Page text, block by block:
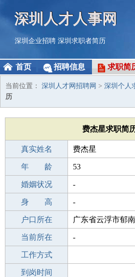
深圳人才人事网
深圳企业招聘 深圳求职者简历
首页 招聘信息 求职简
当前位置： 深圳人才网招聘网 > 深圳个人
历
费杰星求职简
真实姓名 费杰星
性 别 男
年 龄 53
出生年月 1973-12-18
婚姻状况 -
学 历 职校/技校
身 高 -
毕业学校 兰州市友谊饭店技
户口所在 广东省云浮市郁
所学专业 -
当前所在 -
工作经验
工作方式
驾 照
到岗时间